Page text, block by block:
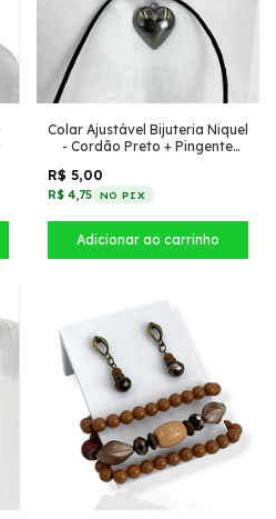
Colar Ajustável Bijuteria Niquel
- Cordão Preto + Pingente
R$ 5,00
R$ 4,75 NO PIX